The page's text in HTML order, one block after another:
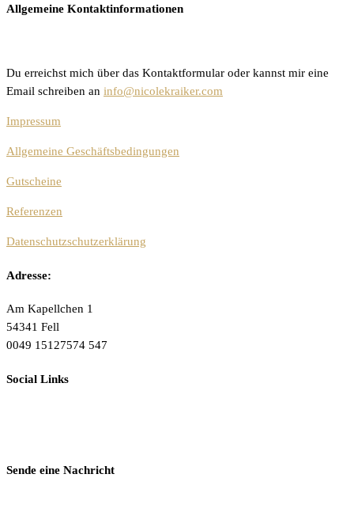
Allgemeine Kontaktinformationen
Du erreichst mich über das Kontaktformular oder kannst mir eine
Email schreiben an info@nicolekraiker.com
Impressum
Allgemeine Geschäftsbedingungen
Gutscheine
Referenzen
Datenschutzschutzerklärung
Adresse:
Am Kapellchen 1
54341 Fell
0049 15127574 547
Social Links
Sende eine Nachricht